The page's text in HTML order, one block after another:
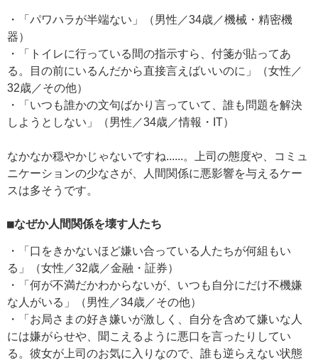
・「パワハラが半端ない」（男性／34歳／機械・精密機
器）
・「トイレに行っている間の指示すら、付箋が貼ってあ
る。目の前にいるんだから直接言えばいいのに」（女性／
32歳／その他）
・「いつも誰かの文句ばかり言っていて、誰も問題を解決
しようとしない」（男性／34歳／情報・IT）
なかなか穏やかじゃないですね......。上司の態度や、コミュ
ニケーションの少なさが、人間関係に悪影響を与えるケー
スは多そうです。
■なぜか人間関係を壊す人たち
・「口をきかないほど嫌い合っている人たちが何組もい
る」（女性／32歳／金融・証券）
・「何が不満だかわからないが、いつも自分にだけ不機嫌
な人がいる」（男性／34歳／その他）
・「お局さまの好き嫌いが激しく、自分を含めて嫌いな人
には嫌がらせや、聞こえるように悪口を言ったりしてい
る。彼女が上司のお気に入りなので、誰も逆らえない状態